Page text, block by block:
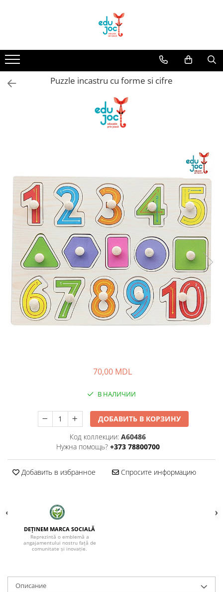
1-2 ani
3-4 ani
5-7 ani
Puzzle incastru cu forme si cifre
70,00 MDL
В НАЛИЧИИ
ДОБАВИТЬ В КОРЗИНУ
Код коллекции: A60486
Нужна помощь? +373 78800700
Добавить в избранное Спросите информацию
DEȚINEM MARCA SOCIALĂ
Reprezintă o emblemă a
angajamentului nostru față de
comunitate și inovație.
Oписание